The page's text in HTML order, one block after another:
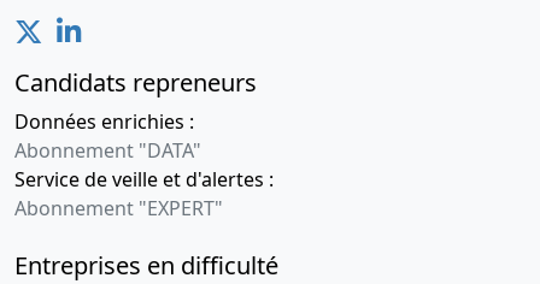
Candidats repreneurs
Données enrichies :
Abonnement "DATA"
Service de veille et d'alertes :
Abonnement "EXPERT"
Entreprises en difficulté